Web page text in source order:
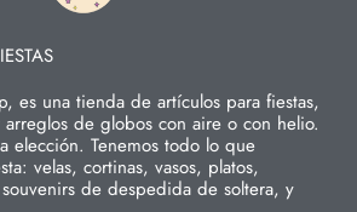
es una tienda de artículos para fiestas,
arreglos de globos con aire o con helio.
elección. Tenemos todo lo que
velas, cortinas, vasos, platos,
de despedida de soltera, y